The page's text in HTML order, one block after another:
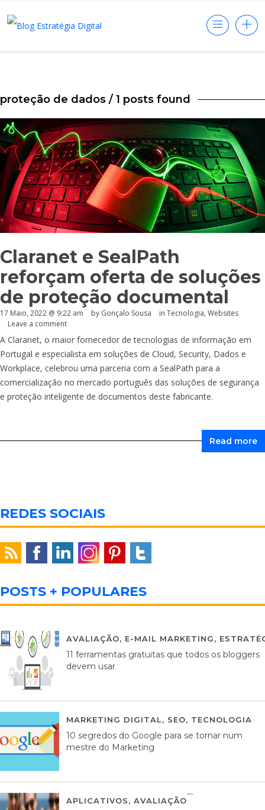
proteção de dados / 1 posts found
Claranet e SealPath
reforçam oferta de soluções
de proteção documental
17 Maio, 2022 @ 9:22 am by Gonçalo Sousa in Tecnologia, Websites
Leave a comment
A Claranet, o maior fornecedor de tecnologias de informação em
Portugal e especialista em soluções de Cloud, Security, Dados e
Workplace, celebrou uma parceria com a SealPath para a
comercialização no mercado português das soluções de segurança
e proteção inteligente de documentos deste fabricante.
Read more
REDES SOCIAIS
POSTS + POPULARES
AVALIAÇÃO, E-MAIL MARKETING,
11 ferramentas gratuitas que todos os bloggers
devem usar
MARKETING DIGITAL, SEO, TECNOLOGIA
10 segredos do Google para se tornar num
mestre do Marketing
APLICATIVOS, AVALIAÇÃO